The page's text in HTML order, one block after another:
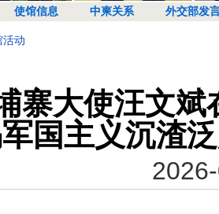
使馆信息 中柬关系 外交部发
活动
寨大使汪文斌
军国主义沉渣